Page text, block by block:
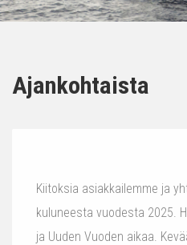
Ajankohtaista
Kiitoksia asiakkailemme ja
kuluneesta vuodesta 2025.
ja Uuden Vuoden aikaa.